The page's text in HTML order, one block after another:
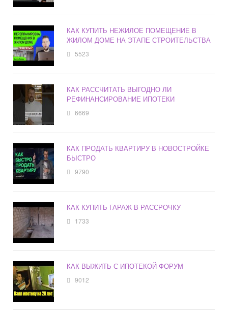
КАК КУПИТЬ НЕЖИЛОЕ ПОМЕЩЕНИЕ В
ЖИЛОМ ДОМЕ НА ЭТАПЕ СТРОИТЕЛЬСТВА
5523
КАК РАССЧИТАТЬ ВЫГОДНО ЛИ
РЕФИНАНСИРОВАНИЕ ИПОТЕКИ
6669
КАК ПРОДАТЬ КВАРТИРУ В НОВОСТРОЙКЕ
БЫСТРО
9790
КАК КУПИТЬ ГАРАЖ В РАССРОЧКУ
1733
КАК ВЫЖИТЬ С ИПОТЕКОЙ ФОРУМ
9012